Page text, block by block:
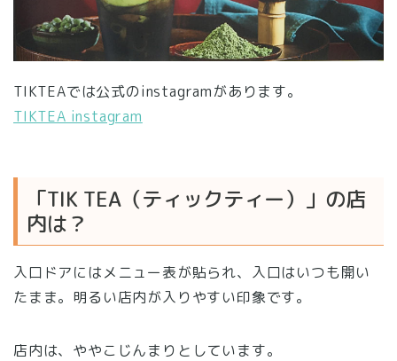
TIKTEAでは公式のinstagramがあります。
TIKTEA instagram
「TIK TEA（ティックティー）」の店
内は？
入口ドアにはメニュー表が貼られ、入口はいつも開い
たまま。明るい店内が入りやすい印象です。
店内は、ややこじんまりとしています。